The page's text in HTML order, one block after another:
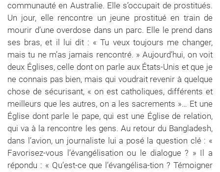
communauté en Australie. Elle s’occupait de prostitués.
Un jour, elle rencontre un jeune prostitué en train de
mourir d’une overdose dans un parc. Elle le prend dans
ses bras, et il lui dit : « Tu veux toujours me changer,
mais tu ne m’as jamais rencontré. » Aujourd’hui, on voit
deux Églises, celle dont on parle aux États-Unis et que je
ne connais pas bien, mais qui voudrait revenir à quelque
chose de sécurisant, « on est catholiques, différents et
meilleurs que les autres, on a les sacrements »… Et une
Église dont parle le pape, qui est une Église de relation,
qui va à la rencontre les gens. Au retour du Bangladesh,
dans l’avion, un journaliste lui a posé la question clé : «
Favorisez-vous l’évangélisation ou le dialogue ? » Il a
répondu : « Qu’est-ce que l’évangélisa-tion ? Témoigner